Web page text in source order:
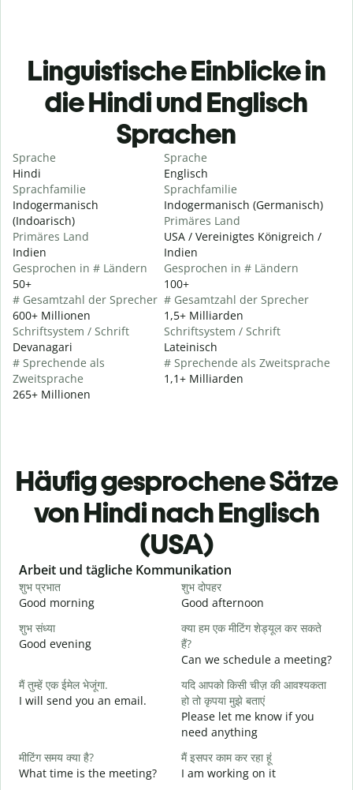
Linguistische Einblicke in
die Hindi und Englisch
Sprachen
Sprache
Hindi
Sprachfamilie
Indogermanisch
(Indoarisch)
Primäres Land
Indien
Gesprochen in # Ländern
50+
# Gesamtzahl der Sprecher
600+ Millionen
Schriftsystem / Schrift
Devanagari
# Sprechende als
Zweitsprache
265+ Millionen
Sprache
Englisch
Sprachfamilie
Indogermanisch (Germanisch)
Primäres Land
USA / Vereinigtes Königreich /
Indien
Gesprochen in # Ländern
100+
# Gesamtzahl der Sprecher
1,5+ Milliarden
Schriftsystem / Schrift
Lateinisch
# Sprechende als Zweitsprache
1,1+ Milliarden
Häufig gesprochene Sätze
von Hindi nach Englisch
(USA)
Slide 1 of 6
Arbeit und tägliche Kommunikation
शुभ प्रभात
Good morning
शुभ दोपहर
Good afternoon
शुभ संध्या
Good evening
क्या हम एक मीटिंग शेड्यूल कर सकते
हैं?
Can we schedule a meeting?
मैं तुम्हें एक ईमेल भेजूंगा.
I will send you an email.
यदि आपको किसी चीज़ की आवश्यकता
हो तो कृपया मुझे बताएं
Please let me know if you
need anything
मीटिंग समय क्या है?
What time is the meeting?
मैं इसपर काम कर रहा हूं
I am working on it